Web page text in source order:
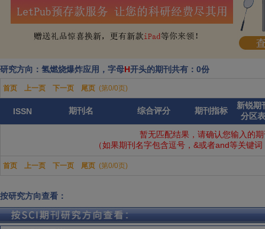
研究方向：氢燃烧爆炸应用，字母H开头的期刊共有：0份
首页 上一页 下一页 尾页 (第0/0页)
ISSN 期刊名 综合评分 期刊指标
新锐期
分区
暂无匹配结果，请确认您输入的
（如果期刊名字包含逗号，&或者and等关键
首页 上一页 下一页 尾页 (第0/0页)
按研究方向查看：